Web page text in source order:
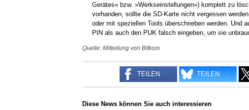
Gerätes« bzw. »Werkseinstellungen«) komplett zu
vorhanden, sollte die SD-Karte nicht vergessen
oder mit speziellen Tools überschrieben werden. Und
PIN als auch den PUK falsch eingeben, um sie
Quelle: Mitteilung von Bitkom
TEILEN TEILEN
Diese News können Sie auch interessieren